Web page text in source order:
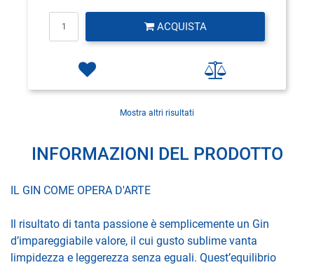
ACQUISTA
Mostra altri risultati
INFORMAZIONI DEL PRODOTTO
IL GIN COME OPERA D'ARTE
Il risultato di tanta passione è semplicemente un Gin
d’impareggiabile valore, il cui gusto sublime vanta
limpidezza e leggerezza senza eguali. Quest’equilibrio